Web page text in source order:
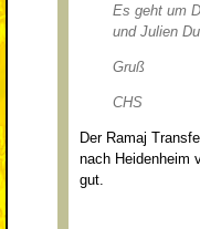
Es geht um
und Julien
Gruß
CHS
Der Ramaj
nach Heidenheim
gut.